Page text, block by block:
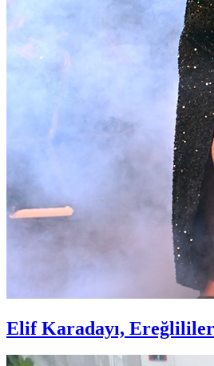
Elif Karadayı,